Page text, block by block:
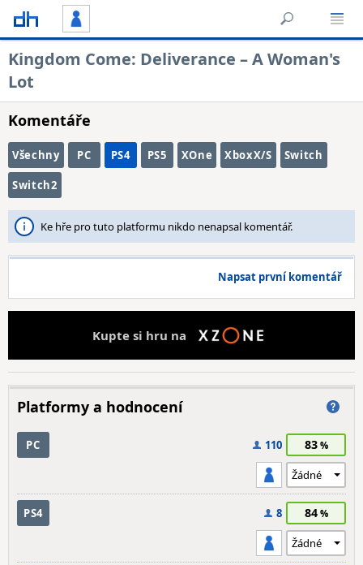
Kingdom Come: Deliverance – A Woman's
Lot
Komentáře
Všechny PC PS4 PS5 XOne XboxX/S Switch
Switch2
Ke hře pro tuto platformu nikdo nenapsal komentář.
Napsat první komentář
Kupte si hru na
Platformy a hodnocení
PC 110 83
PS4 8 84